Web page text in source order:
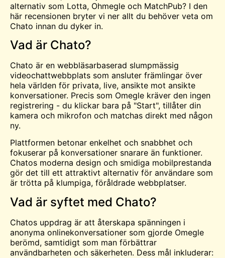
alternativ som Lotta, Ohmegle och MatchPub? I den
här recensionen bryter vi ner allt du behöver veta om
Chato innan du dyker in.
Vad är Chato?
Chato är en webbläsarbaserad slumpmässig
videochattwebbplats som ansluter främlingar över
hela världen för privata, live, ansikte mot ansikte
konversationer. Precis som Omegle kräver den ingen
registrering - du klickar bara på "Start", tillåter din
kamera och mikrofon och matchas direkt med någon
ny.
Plattformen betonar enkelhet och snabbhet och
fokuserar på konversationer snarare än funktioner.
Chatos moderna design och smidiga mobilprestanda
gör det till ett attraktivt alternativ för användare som
är trötta på klumpiga, föråldrade webbplatser.
Vad är syftet med Chato?
Chatos uppdrag är att återskapa spänningen i
anonyma onlinekonversationer som gjorde Omegle
berömd, samtidigt som man förbättrar
användbarheten och säkerheten. Dess mål inkluderar: